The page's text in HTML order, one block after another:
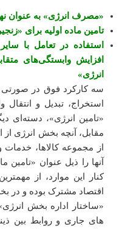
«مصرف انرژی» به عنوان
تامین ماده اولیه برای
استفاده در تعامل با
افزایش وابستگی‌های
انرژی»
سه کارکرد فوق در
استخراج، تبدیل و انتقال
«تامین انرژی»، دسته‌ای
مقابل، آنچه بخش انرژی
از مجموعه‌ کالاها،
آنها را ذیل عنوان «تامین
کنار این موارد، از
اقتصاد مشترک بوده و در
«ساختار اداره بخش
های جاری و روابط بین